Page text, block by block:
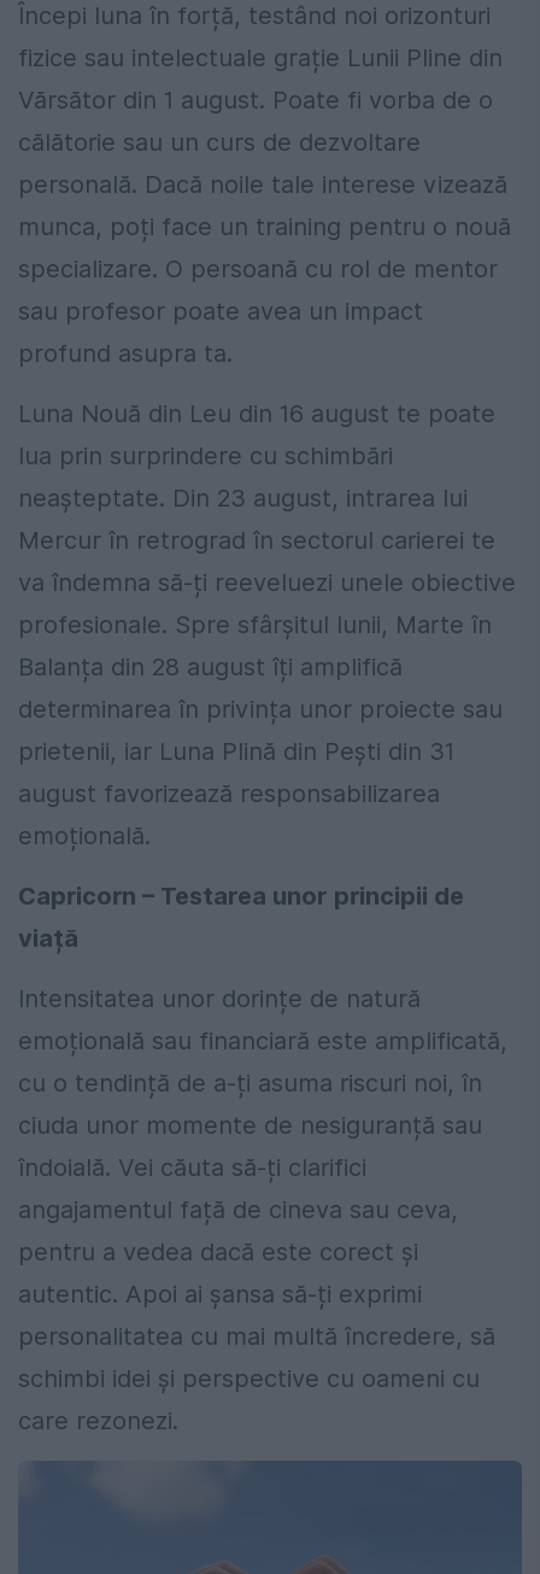
Începi luna în forță, testând noi orizonturi
fizice sau intelectuale grație Lunii Pline din
Vărsător din 1 august. Poate fi vorba de o
călătorie sau un curs de dezvoltare
personală. Dacă noile tale interese vizează
munca, poți face un training pentru o nouă
specializare. O persoană cu rol de mentor
sau profesor poate avea un impact
profund asupra ta.
Luna Nouă din Leu din 16 august te poate
lua prin surprindere cu schimbări
neașteptate. Din 23 august, intrarea lui
Mercur în retrograd în sectorul carierei te
va îndemna să-ți reeveluezi unele obiective
profesionale. Spre sfârșitul lunii, Marte în
Balanța din 28 august îți amplifică
determinarea în privința unor proiecte sau
prietenii, iar Luna Plină din Pești din 31
august favorizează responsabilizarea
emoțională.
Capricorn – Testarea unor principii de
viață
Intensitatea unor dorințe de natură
emoțională sau financiară este amplificată,
cu o tendință de a-ți asuma riscuri noi, în
ciuda unor momente de nesiguranță sau
îndoială. Vei căuta să-ți clarifici
angajamentul față de cineva sau ceva,
pentru a vedea dacă este corect și
autentic. Apoi ai șansa să-ți exprimi
personalitatea cu mai multă încredere, să
schimbi idei și perspective cu oameni cu
care rezonezi.